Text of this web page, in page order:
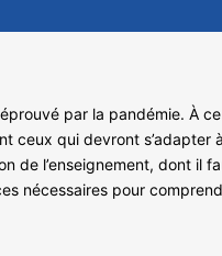
par la pandémie. À ce
ceux qui devront s’adapter
de l’enseignement, dont il
nécessaires pour